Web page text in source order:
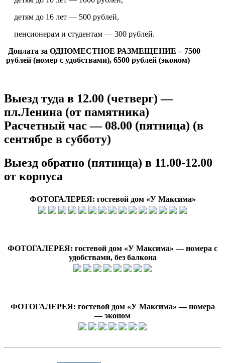
детям до 16 лет — 500 рублей,
пенсионерам и студентам — 300 рублей.
Доплата за ОДНОМЕСТНОЕ РАЗМЕЩЕНИЕ – 7500
рублей (номер с удобствами), 6500 рублей (эконом)
Выезд туда в 12.00 (четверг) —
пл.Ленина (от памятника)
Расчетный час — 08.00 (пятница) (в
сентябре в субботу)
Выезд обратно (пятница) в 11.00-12.00
от корпуса
ФОТОГАЛЕРЕЯ: гостевой дом «У Максима»
ФОТОГАЛЕРЕЯ: гостевой дом «У Максима» — номера с
удобствами, без балкона
ФОТОГАЛЕРЕЯ: гостевой дом «У Максима» — номера
— эконом